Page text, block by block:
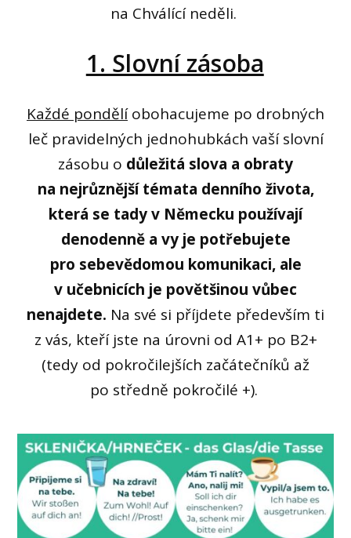
na Chválící neděli.
1. Slovní zásoba
Každé pondělíobohacujeme po drobných
leč pravidelných jednohubkách vaší slovní
zásobu o důležitá slova a obraty
na nejrůznější témata denního života,
která se tady v Německu používají
denodenně a vy je potřebujete
pro sebevědomou komunikaci, ale
v učebnicích je povětšinou vůbec
nenajdete. Na své si příjdete především ti
z vás, kteří jste na úrovni od A1+ po B2+
(tedy od pokročilejších začátečníků až
po středně pokročilé +).